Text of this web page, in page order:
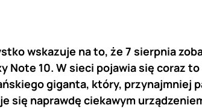
wskazuje na to, że 7 sierpnia
Note 10. W sieci pojawia się coraz
giganta, który, przynajmniej
się naprawdę ciekawym